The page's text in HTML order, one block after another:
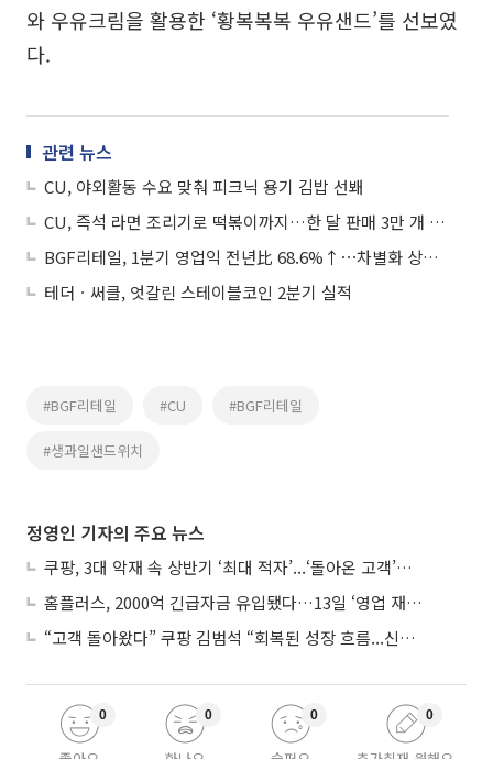
와 우유크림을 활용한 ‘황복복복 우유샌드’를 선보였
다.
관련 뉴스
CU, 야외활동 수요 맞춰 피크닉 용기 김밥 선봬
CU, 즉석 라면 조리기로 떡볶이까지…한 달 판매 3만 개 돌파
BGF리테일, 1분기 영업익 전년比 68.6%↑⋯차별화 상품 흥행
테더ㆍ써클, 엇갈린 스테이블코인 2분기 실적
#BGF리테일 #CU #BGF리테일
#생과일샌드위치
정영인 기자의 주요 뉴스
쿠팡, 3대 악재 속 상반기 ‘최대 적자’...‘돌아온 고객’에 수익성 반등 주목
홈플러스, 2000억 긴급자금 유입됐다…13일 ‘영업 재개’
“고객 돌아왔다” 쿠팡 김범석 “회복된 성장 흐름...신사업 확대 위한 투자 유지”
0 0 0 0